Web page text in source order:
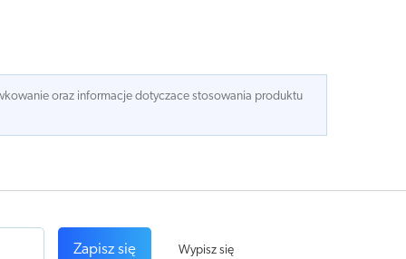
oraz informacje dotyczace stosowania produktu
Zapisz się Wypisz się